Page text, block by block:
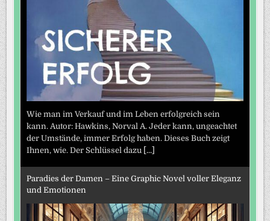
Wie man im Verkauf und im Leben erfolgreich sein
kann. Autor: Hawkins, Norval A. Jeder kann, ungeachtet
der Umstände, immer Erfolg haben. Dieses Buch zeigt
Ihnen, wie. Der Schlüssel dazu [...]
Paradies der Damen – Eine Graphic Novel voller Eleganz
und Emotionen